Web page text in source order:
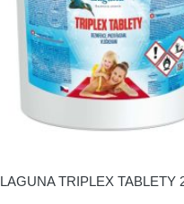
LAGUNA TRIPLEX TABLETY